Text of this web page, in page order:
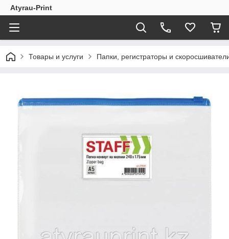
Atyrau-Print
Товары и услуги Папки, регистраторы и